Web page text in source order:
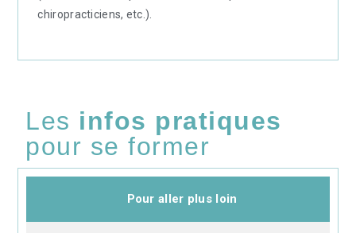
chiropracticiens, etc.).
Les infos pratiques
pour se former
Pour aller plus loin